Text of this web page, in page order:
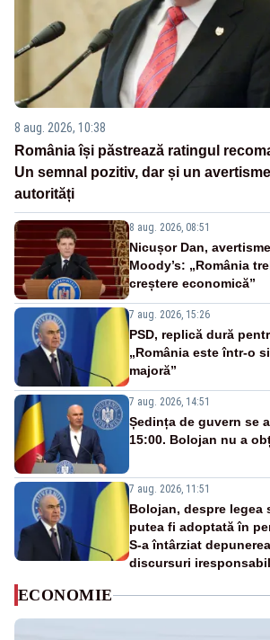
8 aug. 2026, 10:38
România își păstrează ratingul
Un semnal pozitiv, dar și un
autorități
8 aug. 2026, 08:51
Nicușor Dan,
Moody’s: „România
creștere economică”
7 aug. 2026, 15:26
PSD, replică dură
„România este într-o
majoră”
7 aug. 2026, 14:51
Ședința de guvern se
15:00. Bolojan nu a
7 aug. 2026, 11:51
Bolojan, despre legea
putea fi adoptată în
S-a întârziat
discursuri
ECONOMIE